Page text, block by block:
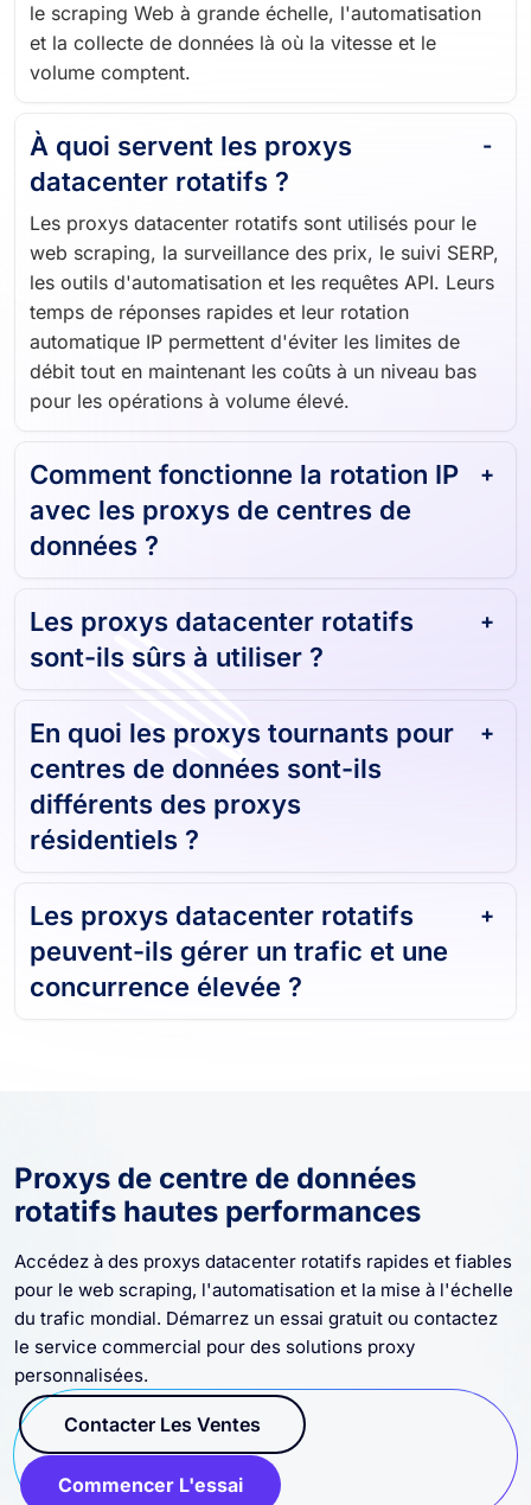
le scraping Web à grande échelle, l'automatisation
et la collecte de données là où la vitesse et le
volume comptent.
À quoi servent les proxys
datacenter rotatifs ?
Les proxys datacenter rotatifs sont utilisés pour le
web scraping, la surveillance des prix, le suivi SERP,
les outils d'automatisation et les requêtes API. Leurs
temps de réponses rapides et leur rotation
automatique IP permettent d'éviter les limites de
débit tout en maintenant les coûts à un niveau bas
pour les opérations à volume élevé.
Comment fonctionne la rotation IP
avec les proxys de centres de
données ?
Les proxys datacenter rotatifs
sont-ils sûrs à utiliser ?
En quoi les proxys tournants pour
centres de données sont-ils
différents des proxys
résidentiels ?
Les proxys datacenter rotatifs
peuvent-ils gérer un trafic et une
concurrence élevée ?
Proxys de centre de données
rotatifs hautes performances
Accédez à des proxys datacenter rotatifs rapides et fiables
pour le web scraping, l'automatisation et la mise à l'échelle
du trafic mondial. Démarrez un essai gratuit ou contactez
le service commercial pour des solutions proxy
personnalisées.
Contacter Les Ventes
Commencer L'essai